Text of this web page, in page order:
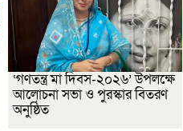
‘গণতন্ত্র মা দিবস-২০২৬’ উপলক্ষে
আলোচনা সভা ও পুরস্কার বিতরণ
অনুষ্ঠিত